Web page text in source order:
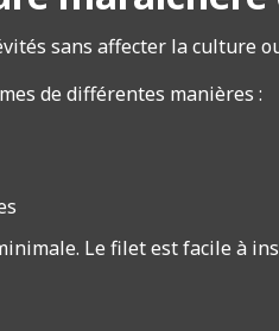
sans affecter la culture
de différentes manières :
Le filet est facile à